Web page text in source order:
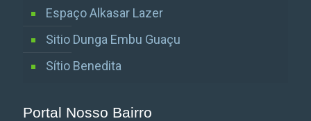
Espaço Alkasar Lazer
Sitio Dunga Embu Guaçu
Sítio Benedita
Portal Nosso Bairro